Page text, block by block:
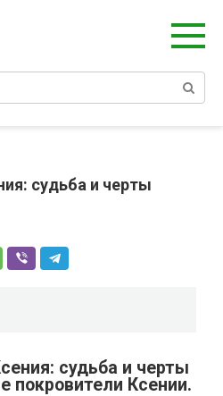
судьба и черты
судьба и черты
покровители Ксении.